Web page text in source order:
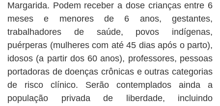
Margarida. Podem receber a dose crianças entre 6
meses e menores de 6 anos, gestantes,
trabalhadores de saúde, povos indígenas,
puérperas (mulheres com até 45 dias após o parto),
idosos (a partir dos 60 anos), professores, pessoas
portadoras de doenças crônicas e outras categorias
de risco clínico. Serão contemplados ainda a
população privada de liberdade, incluindo